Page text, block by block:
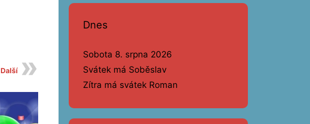
Další
Dnes
Sobota 8. srpna 2026
Svátek má Soběslav
Zítra má svátek Roman